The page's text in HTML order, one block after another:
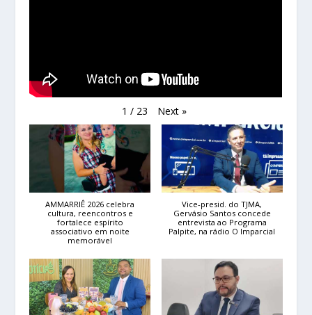
1 / 23 Next »
AMMARRIÊ 2026 celebra
cultura, reencontros e
fortalece espírito
associativo em noite
memorável
Vice-presid. do TJMA,
Gervásio Santos concede
entrevista ao Programa
Palpite, na rádio O Imparcial